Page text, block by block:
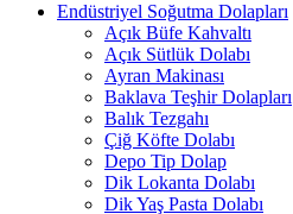
Endüstriyel Soğutma Dolapları
Açık Büfe Kahvaltı
Açık Sütlük Dolabı
Ayran Makinası
Baklava Teşhir Dolapları
Balık Tezgahı
Çiğ Köfte Dolabı
Depo Tip Dolap
Dik Lokanta Dolabı
Dik Yaş Pasta Dolabı